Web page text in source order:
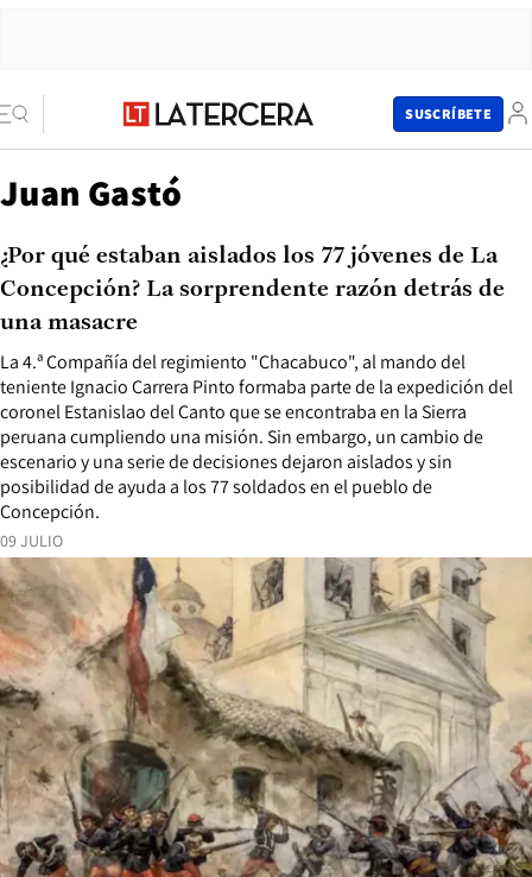
SUSCRÍBETE
Juan Gastó
09 JULIO
La 4.ª Compañía del regimiento "Chacabuco", al mando del
teniente Ignacio Carrera Pinto formaba parte de la expedición del
coronel Estanislao del Canto que se encontraba en la Sierra
peruana cumpliendo una misión. Sin embargo, un cambio de
escenario y una serie de decisiones dejaron aislados y sin
posibilidad de ayuda a los 77 soldados en el pueblo de
Concepción.
¿Por qué estaban aislados los 77 jóvenes de La
Concepción? La sorprendente razón detrás de
una masacre